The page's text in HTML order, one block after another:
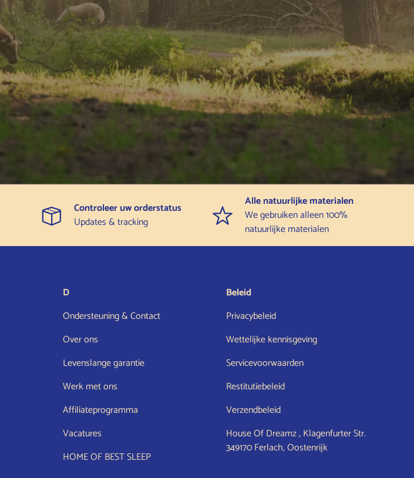
Controleer uw orderstatus
Updates & tracking
Alle natuurlijke materialen
We gebruiken alleen 100%
natuurlijke materialen
D
Ondersteuning & Contact
Over ons
Levenslange garantie
Werk met ons
Affiliateprogramma
Vacatures
HOME OF BEST SLEEP
Beleid
Privacybeleid
Wettelijke kennisgeving
Servicevoorwaarden
Restitutiebeleid
Verzendbeleid
House Of Dreamz , Klagenfurter Str.
349170 Ferlach, Oostenrijk